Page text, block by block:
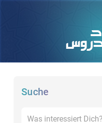
Suche